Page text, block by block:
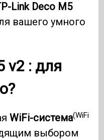
Link Deco M5
вашего умного
v2 : для
WiFi-система(WiFi
выбором